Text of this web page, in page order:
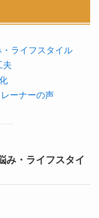
ライフスタイル
夫
ーナーの声
み・ライフスタイ